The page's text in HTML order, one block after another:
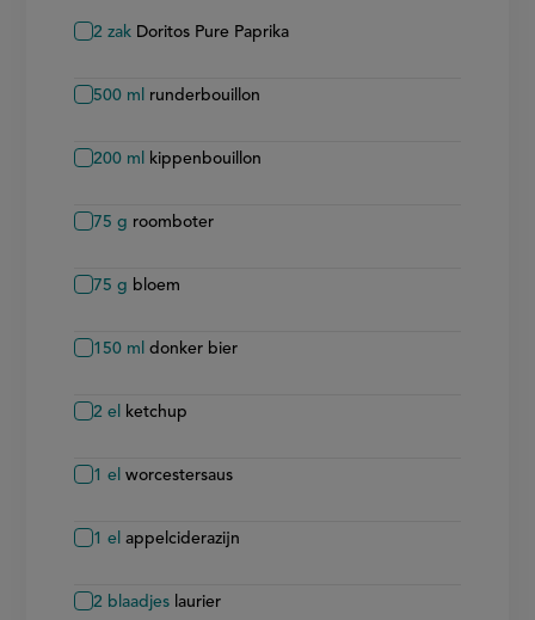
2 zak Doritos Pure Paprika
500 ml runderbouillon
200 ml kippenbouillon
75 g roomboter
75 g bloem
150 ml donker bier
2 el ketchup
1 el worcestersaus
1 el appelciderazijn
2 blaadjes laurier